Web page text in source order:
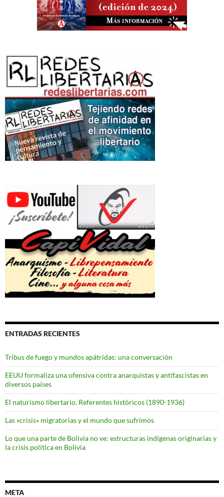
ENTRADAS RECIENTES
Tribus de fuego y mundos apátridas: una conversación
EEUU formaliza una ofensiva contra anarquistas y antifascistas en
diversos países
El naturismo libertario. Referentes históricos (1890-1936)
Las «crisis» migratorias y el mundo que sufrimos
Lo que una parte de Bolivia no ve: estructuras indígenas originarias y
la crisis política en Bolivia
META